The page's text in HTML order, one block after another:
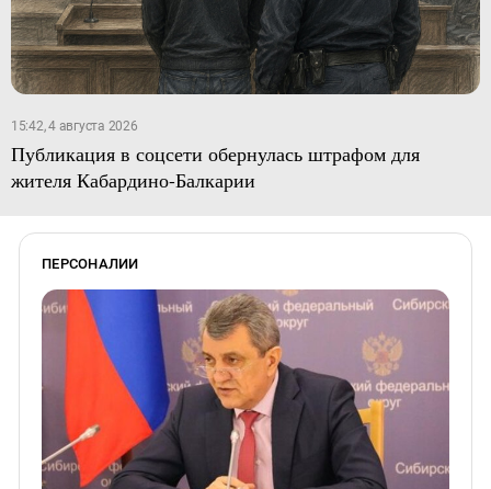
15:42, 4 августа 2026
Публикация в соцсети обернулась штрафом для
жителя Кабардино-Балкарии
ПЕРСОНАЛИИ